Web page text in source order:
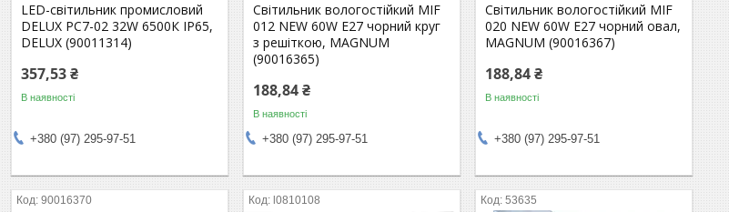
LED-світильник промисловий
DELUX PC7-02 32W 6500К IP65,
DELUX (90011314)
357,53 ₴
В наявності
+380 (97) 295-97-51
Світильник вологостійкий MIF
012 NEW 60W E27 чорний круг
з решіткою, MAGNUM
(90016365)
188,84 ₴
В наявності
+380 (97) 295-97-51
Світильник вологостійкий MIF
020 NEW 60W E27 чорний овал,
MAGNUM (90016367)
188,84 ₴
В наявності
+380 (97) 295-97-51
90016370 l0810108 53635